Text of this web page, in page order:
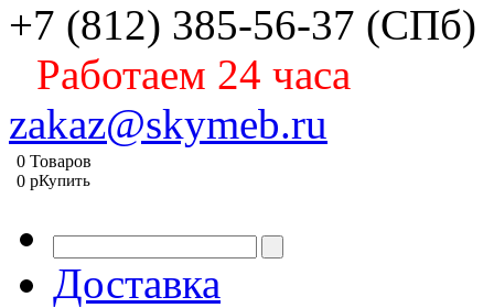
+7 (812) 385-56-37 (СПб)
Работаем 24 часа
zakaz@skymeb.ru
0 Товаров
0 pКупить
Доставка